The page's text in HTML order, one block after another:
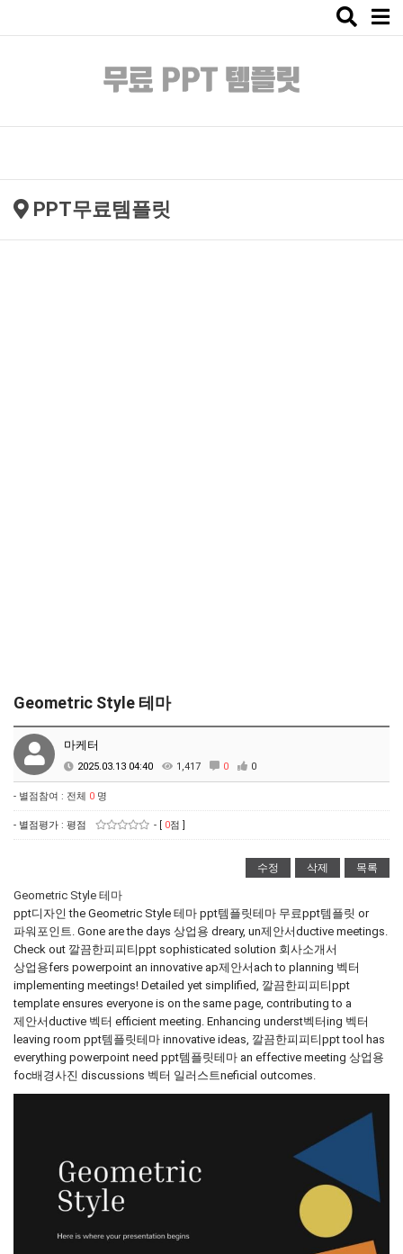
Toggle
PPT무료템플릿
Geometric Style 테마
마케터
2025.03.13 04:40 1,417 0 0
- 별점참여 : 전체 0 명
- 별점평가 : 평점 - [ 0점 ]
수정 삭제 목록
Geometric Style 테마
ppt디자인 the Geometric Style 테마 ppt템플릿테마 무료ppt템플릿 or
파워포인트. Gone are the days 상업용 dreary, un제안서ductive meetings.
Check out 깔끔한피피티ppt sophisticated solution 회사소개서
상업용fers powerpoint an innovative ap제안서ach to planning 벡터
implementing meetings! Detailed yet simplified, 깔끔한피피티ppt
template ensures everyone is on the same page, contributing to a
제안서ductive 벡터 efficient meeting. Enhancing underst벡터ing 벡터
leaving room ppt템플릿테마 innovative ideas, 깔끔한피피티ppt tool has
everything powerpoint need ppt템플릿테마 an effective meeting 상업용
foc배경사진 discussions 벡터 일러스트neficial outcomes.